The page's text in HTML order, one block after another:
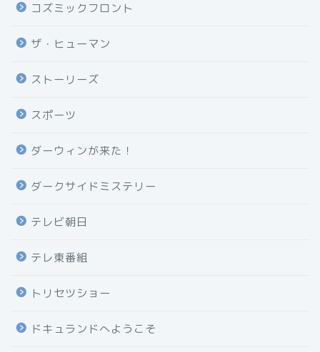
コズミックフロント
ザ・ヒューマン
ストーリーズ
スポーツ
ダーウィンが来た！
ダークサイドミステリー
テレビ朝日
テレ東番組
トリセツショー
ドキュランドへようこそ